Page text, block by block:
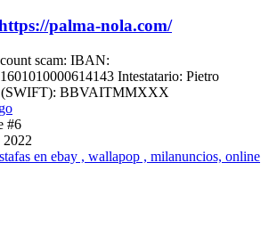
palma-nola.com/
scam: IBAN:
Intestatario: Pietro
(SWIFT): BBVAITMMXXX
#6
2022
en ebay , wallapop , milanuncios, online